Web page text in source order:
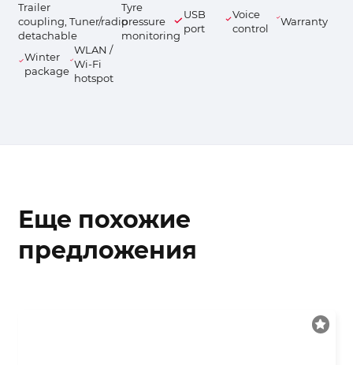
Trailer
coupling,
detachable
Tuner/radio
Tyre
pressure
monitoring
USB
port
Voice
control
Warranty
Winter
package
WLAN /
Wi-Fi
hotspot
Еще похожие
предложения